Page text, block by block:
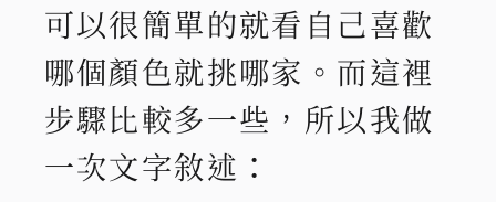
可以很簡單的就看自己喜歡
哪個顏色就挑哪家。而這裡
步驟比較多一些，所以我做
一次文字敘述：